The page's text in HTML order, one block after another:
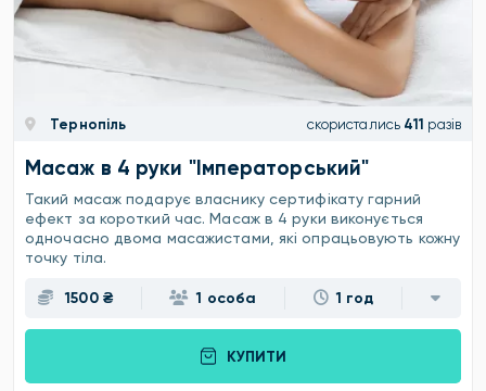
Тернопіль скористались 411 разів
Масаж в 4 руки "Імператорський"
Такий масаж подарує власнику сертифікату гарний
ефект за короткий час. Масаж в 4 руки виконується
одночасно двома масажистами, які опрацьовують кожну
точку тіла.
1500 ₴ 1 особа 1 год
КУПИТИ